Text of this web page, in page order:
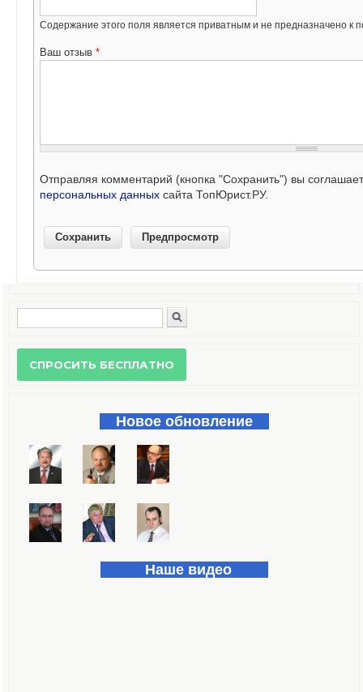
Содержание этого поля является приватным и не предназначено к
Ваш отзыв *
Отправляя комментарий (кнопка "Сохранить") вы
персональных данных сайта ТопЮрист.РУ.
Форма поиска
Новое обновление
Наше видео